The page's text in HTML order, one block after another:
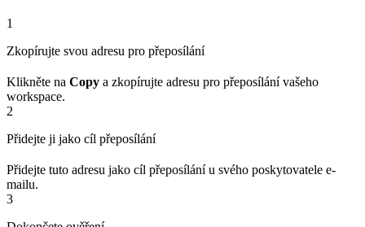
1
Zkopírujte svou adresu pro přeposílání
Klikněte na Copy a zkopírujte adresu pro přeposílání vašeho
workspace.
2
Přidejte ji jako cíl přeposílání
Přidejte tuto adresu jako cíl přeposílání u svého poskytovatele e-
mailu.
3